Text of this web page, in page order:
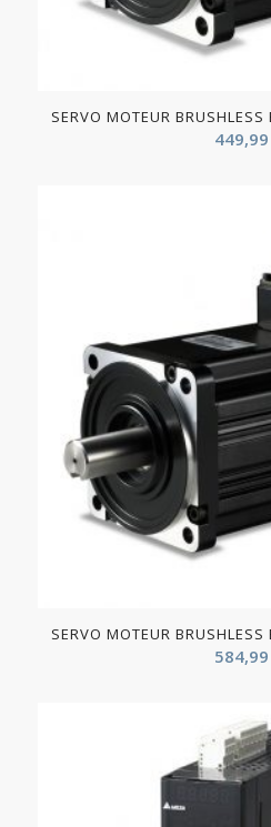
SERVO MOTEUR
449,99
SERVO MOTEUR
584,99